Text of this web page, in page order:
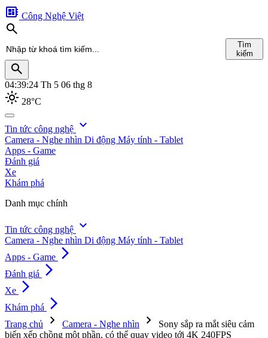
developer_board Công Nghệ Việt
search
Tìm
kiếm
search
04:39:25 Th 5 06 thg 8
light_mode 28°C
search
Tin tức công nghệ expand_more
Camera - Nghe nhìn Di động Máy tính - Tablet
Apps - Game
Đánh giá
Xe
Khám phá
Danh mục chính
Tin tức công nghệ expand_more
Camera - Nghe nhìn Di động Máy tính - Tablet
Apps - Game arrow_forward_ios
Đánh giá arrow_forward_ios
Xe arrow_forward_ios
Khám phá arrow_forward_ios
Trang chủ chevron_right Camera - Nghe nhìn chevron_right
Sony sắp ra mắt siêu cảm
biến xếp chồng một phần, có thể quay video tới 4K 240FPS